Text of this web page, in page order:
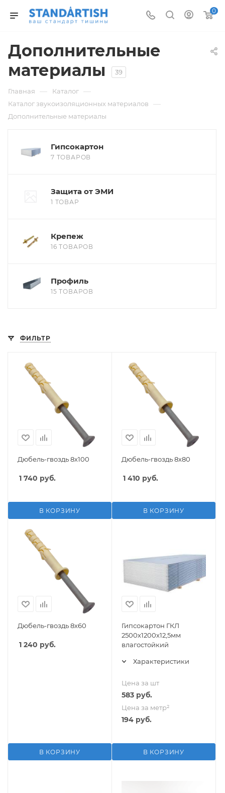
0
Дополнительные
материалы
39
Главная — Каталог —
Каталог звукоизоляционных материалов —
Дополнительные материалы
Гипсокартон
7 ТОВАРОВ
Защита от ЭМИ
1 ТОВАР
Крепеж
16 ТОВАРОВ
Профиль
15 ТОВАРОВ
ФИЛЬТР
Дюбель-гвоздь 8х100
1 740 руб.
В КОРЗИНУ
Дюбель-гвоздь 8х80
1 410 руб.
В КОРЗИНУ
Дюбель-гвоздь 8х60
1 240 руб.
В КОРЗИНУ
Гипсокартон ГКЛ
2500х1200х12,5мм
влагостойкий
Характеристики
Цена за шт
583 руб.
Цена за метр²
194 руб.
В КОРЗИНУ